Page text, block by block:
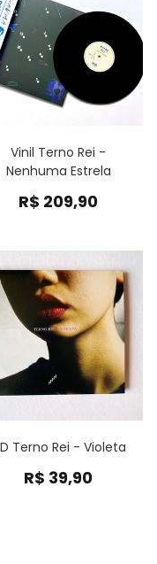
Vinil Terno Rei -
Nenhuma Estrela
R$ 209,90
Terno Rei - Violeta
R$ 39,90